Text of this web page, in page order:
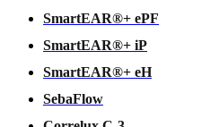
SmartEAR®+ ePF
SmartEAR®+ iP
SmartEAR®+ eH
SebaFlow